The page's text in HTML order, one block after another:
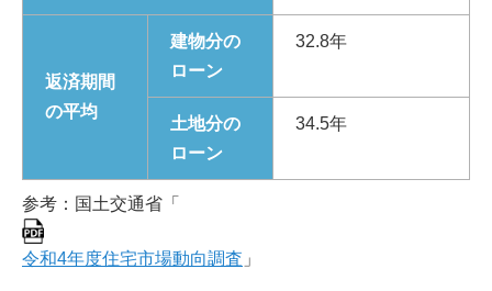
返済期間
の平均
建物分の
ローン
32.8年
土地分の
ローン
34.5年
参考：国土交通省「
令和4年度住宅市場動向調査 」